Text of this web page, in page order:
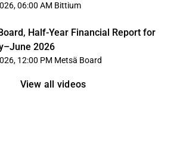
06:00 AM Bittium
Half-Year Financial Report for
2026
12:00 PM Metsä Board
View all videos